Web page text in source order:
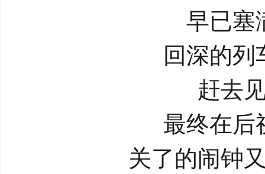
早已塞
回深的列
赶去
最终在后
关了的闹钟